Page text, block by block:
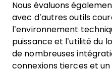
Nous évaluons
avec d’autres outils
l’environnement
puissance et l’utilité du
de nombreuses
connexions tierces et